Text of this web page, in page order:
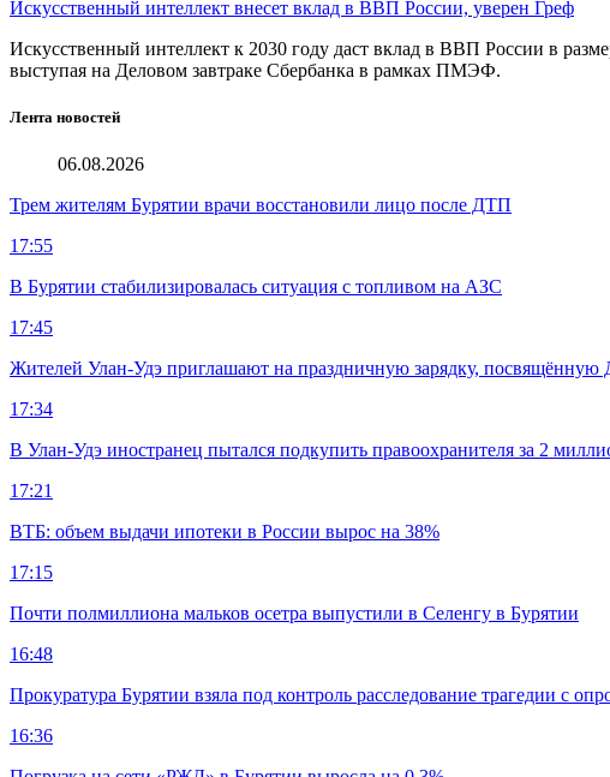
Искусственный интеллект внесет вклад в ВВП России, уверен Греф
Искусственный интеллект к 2030 году даст вклад в ВВП России в
выступая на Деловом завтраке Сбербанка в рамках ПМЭФ.
Лента новостей
06.08.2026
Трем жителям Бурятии врачи восстановили лицо после ДТП
17:55
В Бурятии стабилизировалась ситуация с топливом на АЗС
17:45
Жителей Улан-Удэ приглашают на праздничную зарядку, посвящённую
17:34
В Улан-Удэ иностранец пытался подкупить правоохранителя за 2
17:21
ВТБ: объем выдачи ипотеки в России вырос на 38%
17:15
Почти полмиллиона мальков осетра выпустили в Селенгу в Бурятии
16:48
Прокуратура Бурятии взяла под контроль расследование трагедии с
16:36